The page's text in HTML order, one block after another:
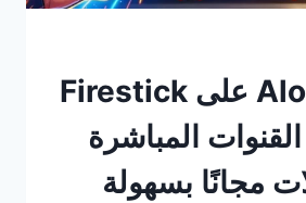
Alostora TV على Firestick
المباشرة
مجانًا بسهولة